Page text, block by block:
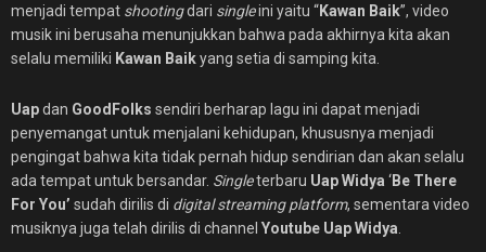
menjadi tempat shootingdari singleini yaitu “Kawan Baik”, video
musik ini berusaha menunjukkan bahwa pada akhirnya kita akan
selalu memiliki Kawan Baikyang setia di samping kita.
Uapdan GoodFolks sendiri berharap lagu ini dapat menjadi
penyemangat untuk menjalani kehidupan, khususnya menjadi
pengingat bahwa kita tidak pernah hidup sendirian dan akan selalu
ada tempat untuk bersandar. Singleterbaru Uap Widya ‘Be There
For You’ sudah dirilis di digital streaming platform, sementara video
musiknya juga telah dirilis di channel Youtube Uap Widya